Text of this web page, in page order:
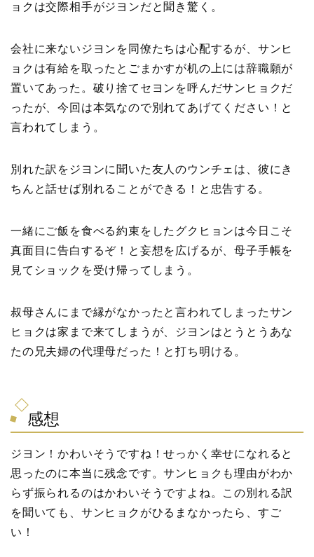
ョクは交際相手がジヨンだと聞き驚く。
会社に来ないジヨンを同僚たちは心配するが、サンヒ
ョクは有給を取ったとごまかすが机の上には辞職願が
置いてあった。破り捨てセヨンを呼んだサンヒョクだ
ったが、今回は本気なので別れてあげてください！と
言われてしまう。
別れた訳をジヨンに聞いた友人のウンチェは、彼にき
ちんと話せば別れることができる！と忠告する。
一緒にご飯を食べる約束をしたグクヒョンは今日こそ
真面目に告白するぞ！と妄想を広げるが、母子手帳を
見てショックを受け帰ってしまう。
叔母さんにまで縁がなかったと言われてしまったサン
ヒョクは家まで来てしまうが、ジヨンはとうとうあな
たの兄夫婦の代理母だった！と打ち明ける。
感想
ジヨン！かわいそうですね！せっかく幸せになれると
思ったのに本当に残念です。サンヒョクも理由がわか
らず振られるのはかわいそうですよね。この別れる訳
を聞いても、サンヒョクがひるまなかったら、すご
い！